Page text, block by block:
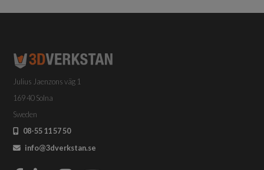
Julius Jaenzons väg 1
169 40 Solna
Sweden
08-55 11 57 50
info@3dverkstan.se